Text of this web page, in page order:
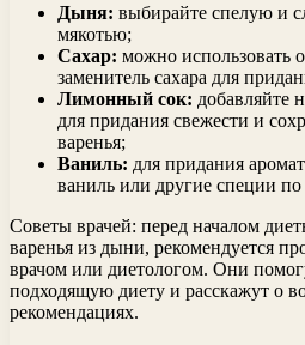
Дыня: выбирайте спелую и
мякотью;
Сахар: можно использовать
заменитель сахара для
Лимонный сок: добавляйте
для придания свежести и
варенья;
Ваниль: для придания
ваниль или другие специи по
Советы врачей: перед началом
варенья из дыни, рекомендуется
врачом или диетологом. Они
подходящую диету и расскажут о
рекомендациях.